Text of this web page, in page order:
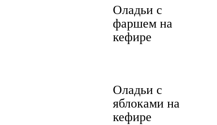
Оладьи с
фаршем на
кефире
Оладьи с
яблоками на
кефире